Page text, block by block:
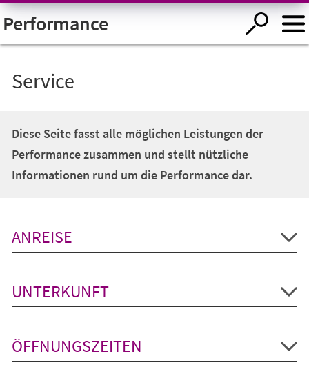
Visuelle
Assistenzsoftware
öffnen.
Performance
Service
Diese Seite fasst alle möglichen Leistungen der
Performance zusammen und stellt nützliche
Informationen rund um die Performance dar.
ANREISE
UNTERKUNFT
ÖFFNUNGSZEITEN